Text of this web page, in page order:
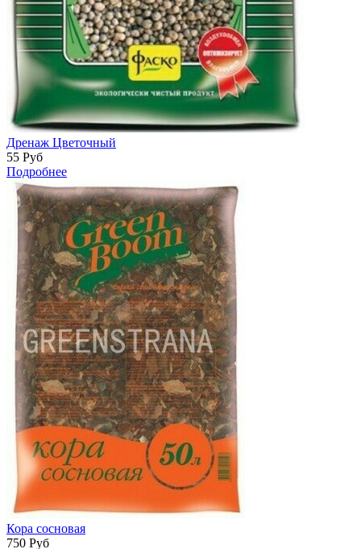
Дренаж Цветочный
55 Руб
Подробнее
Кора сосновая
750 Руб